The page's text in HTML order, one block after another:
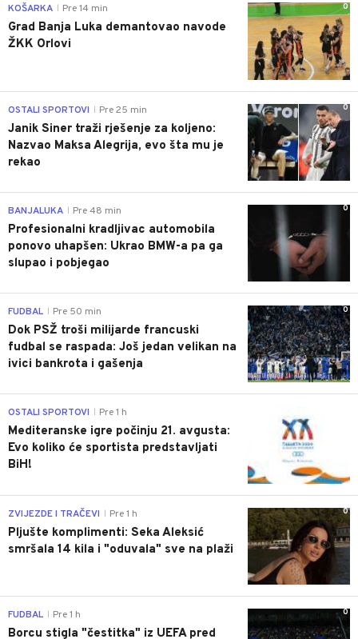
0
KOŠARKA Pre 14 min
Grad Banja Luka demantovao navode
ŽKK Orlovi
0
OSTALI SPORTOVI Pre 25 min
Janik Siner traži rješenje za koljeno:
Nazvao Maksa Alegrija, evo šta mu je
rekao
0
BANJALUKA Pre 48 min
Profesionalni kradljivac automobila
ponovo uhapšen: Ukrao BMW-a pa ga
slupao i pobjegao
0
FUDBAL Pre 50 min
Dok PSŽ troši milijarde francuski
fudbal se raspada: Još jedan velikan na
ivici bankrota i gašenja
OSTALI SPORTOVI Pre 1 h
Mediteranske igre počinju 21. avgusta:
Evo koliko će sportista predstavljati
BiH!
0
ZVIJEZDE I TRAČEVI Pre 1 h
Pljušte komplimenti: Seka Aleksić
smršala 14 kila i "oduvala" sve na plaži
0
FUDBAL Pre 1 h
Borcu stigla "čestitka" iz UEFA pred